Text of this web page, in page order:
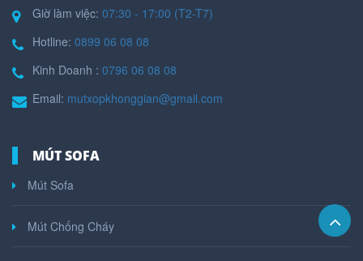
Giờ làm việc: 07:30 - 17:00 (T2-T7)
Hotline: 0899 06 08 08
Kinh Doanh : 0796 06 08 08
Email: mutxopkhonggian@gmail.com
MÚT SOFA
Mút Sofa
Mút Chống Cháy